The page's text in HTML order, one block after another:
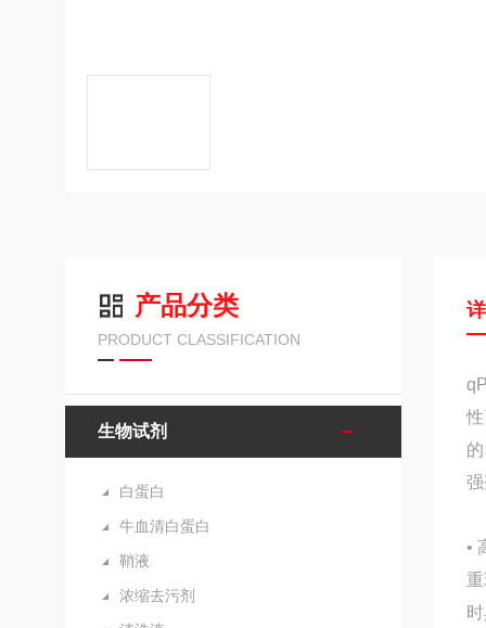
产品分类
PRODUCT CLASSIFICATION
生物试剂
白蛋白
牛血清白蛋白
鞘液
浓缩去污剂
•